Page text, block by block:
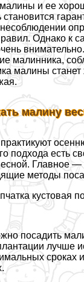
и ее
Однако к
малинника,
малины
малину
подхода есть
Главное —
методы
кустовая
посадить
лучше
сроках